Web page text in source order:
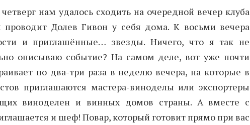
нам удалось сходить на очередной вечер клуба
проводит Долев Гивон у себя дома. К восьми вечера
и приглашённые… звезды. Ничего, что я так не
описываю событие? На самом деле, вот уже почти
по два-три раза в неделю вечера, на которые в
приглашаются мастера-виноделы или экспортеры
виноделен и винных домов страны. А вместе с
и шеф! Повар, который готовит прямо при вас